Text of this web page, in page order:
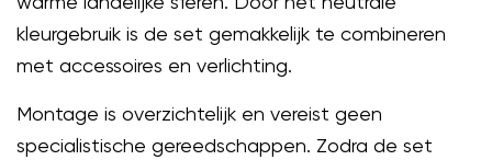
kleurgebruik is de set gemakkelijk te combineren
met accessoires en verlichting.
Montage is overzichtelijk en vereist geen
specialistische gereedschappen. Zodra de set